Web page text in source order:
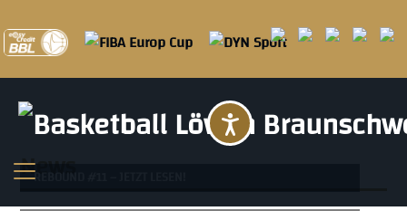
News
REBOUND #11 – JETZT LESEN!